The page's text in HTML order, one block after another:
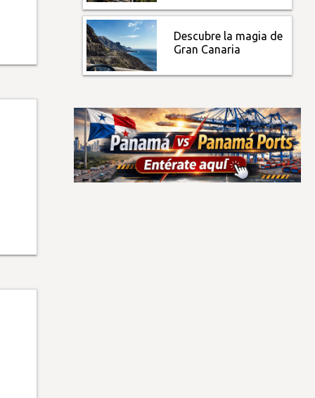
Descubre la magia de
Gran Canaria